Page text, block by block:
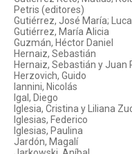
Petris (editores)
Gutiérrez, José María;
Gutiérrez, María Alicia
Guzmán, Héctor Daniel
Hernaiz, Sebastián
Hernaiz, Sebastián y Juan
Herzovich, Guido
Iannini, Nicolás
Igal, Diego
Iglesia, Cristina y Liliana
Iglesias, Federico
Iglesias, Paulina
Jardón, Magalí